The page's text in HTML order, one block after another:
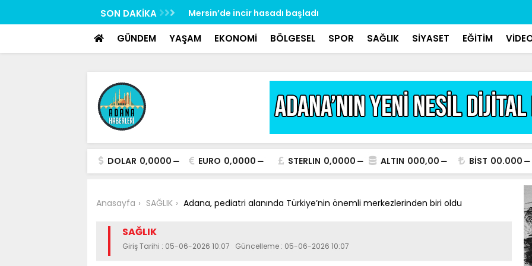
google-site-verification: google517657b2f8970707.html
SON DAKİKA
karşı mücadelenin startı verildi Mersin’de incir hasadı başladı
Dr.
aralıklarla
GÜNDEM YAŞAM EKONOMİ BÖLGESEL SPOR SAĞLIK SİYASET EĞİTİM
DOLAR 0,0000 EURO 0,0000 STERLIN 0,0000 ALTIN 000,00 BİST 00.000
Anasayfa SAĞLIK Adana, pediatri alanında Türkiye’nin önemli merkezlerinden biri oldu
SAĞLIK
Giriş Tarihi : 05-06-2026 10:07 Güncelleme : 05-06-2026 10:07